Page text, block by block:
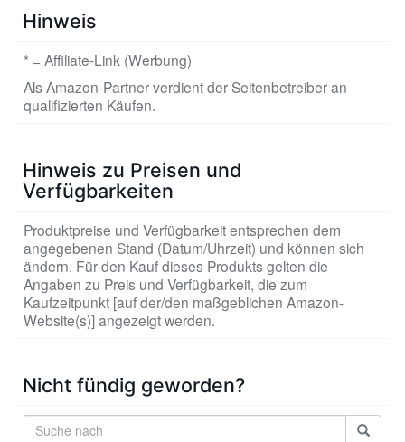
Hinweis
* = Affiliate-Link (Werbung)
Als Amazon-Partner verdient der Seitenbetreiber an
qualifizierten Käufen.
Hinweis zu Preisen und
Verfügbarkeiten
Produktpreise und Verfügbarkeit entsprechen dem
angegebenen Stand (Datum/Uhrzeit) und können sich
ändern. Für den Kauf dieses Produkts gelten die
Angaben zu Preis und Verfügbarkeit, die zum
Kaufzeitpunkt [auf der/den maßgeblichen Amazon-
Website(s)] angezeigt werden.
Nicht fündig geworden?